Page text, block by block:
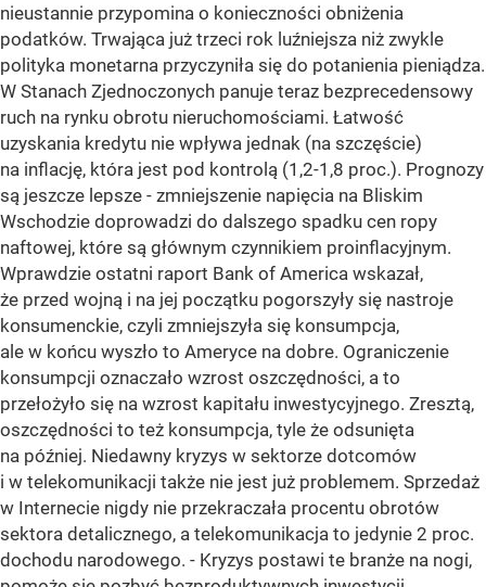
nieustannie przypomina o konieczności obniżenia
podatków. Trwająca już trzeci rok luźniejsza niż zwykle
polityka monetarna przyczyniła się do potanienia pieniądza.
W Stanach Zjednoczonych panuje teraz bezprecedensowy
ruch na rynku obrotu nieruchomościami. Łatwość
uzyskania kredytu nie wpływa jednak (na szczęście)
na inflację, która jest pod kontrolą (1,2-1,8 proc.). Prognozy
są jeszcze lepsze - zmniejszenie napięcia na Bliskim
Wschodzie doprowadzi do dalszego spadku cen ropy
naftowej, które są głównym czynnikiem proinflacyjnym.
Wprawdzie ostatni raport Bank of America wskazał,
że przed wojną i na jej początku pogorszyły się nastroje
konsumenckie, czyli zmniejszyła się konsumpcja,
ale w końcu wyszło to Ameryce na dobre. Ograniczenie
konsumpcji oznaczało wzrost oszczędności, a to
przełożyło się na wzrost kapitału inwestycyjnego. Zresztą,
oszczędności to też konsumpcja, tyle że odsunięta
na później. Niedawny kryzys w sektorze dotcomów
i w telekomunikacji także nie jest już problemem. Sprzedaż
w Internecie nigdy nie przekraczała procentu obrotów
sektora detalicznego, a telekomunikacja to jedynie 2 proc.
dochodu narodowego. - Kryzys postawi te branże na nogi,